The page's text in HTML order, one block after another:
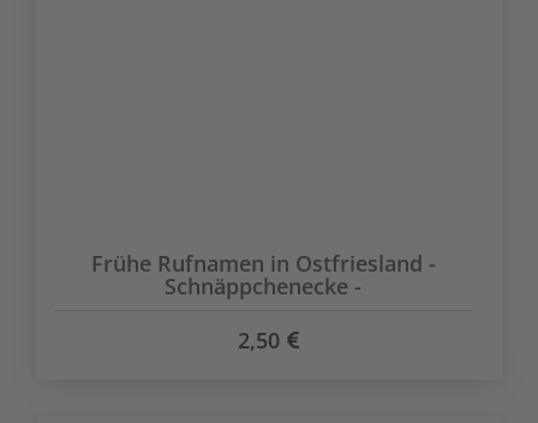
Frühe Rufnamen in Ostfriesland -
Schnäppchenecke -
2,50